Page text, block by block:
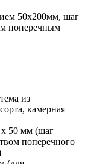
50х200мм, шаг
поперечным
из
камерная
x 50 мм (шаг
поперечного